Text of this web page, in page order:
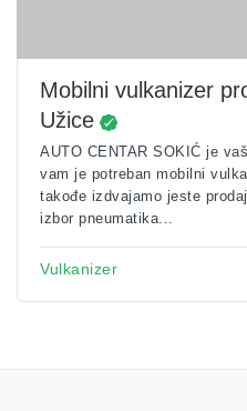
Mobilni vulkanizer
Užice
AUTO CENTAR SOKIĆ je
vam je potreban mobilni
takođe izdvajamo jeste
izbor pneumatika...
Vulkanizer